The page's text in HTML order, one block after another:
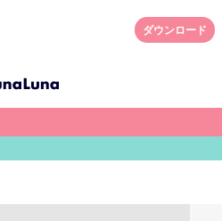
ダウンロード